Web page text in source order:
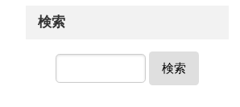
検索
検索